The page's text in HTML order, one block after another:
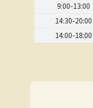
9:00-13:00
14:30-20:00
14:00-18:00